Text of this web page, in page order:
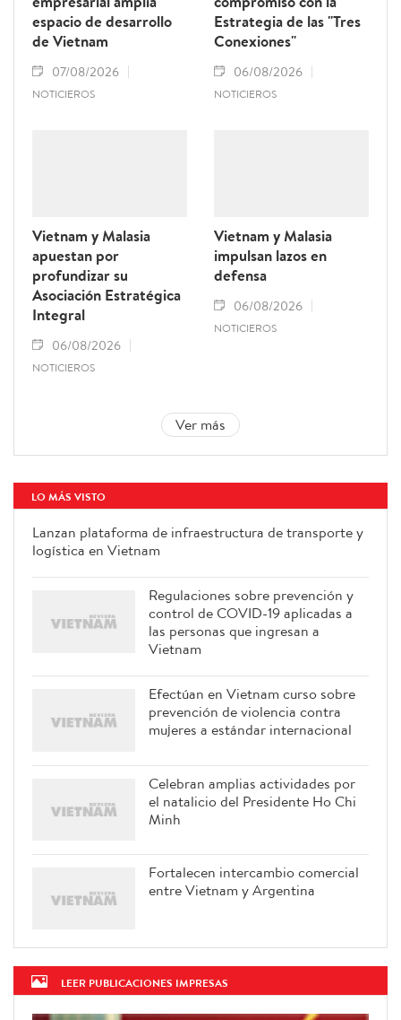
espacio de desarrollo
de Vietnam
07/08/2026
NOTICIEROS
Estrategia de las "Tres
Conexiones"
06/08/2026
NOTICIEROS
Vietnam y Malasia
apuestan por
profundizar su
Asociación Estratégica
Integral
06/08/2026
NOTICIEROS
Vietnam y Malasia
impulsan lazos en
defensa
06/08/2026
NOTICIEROS
Ver más
LO MÁS VISTO
Lanzan plataforma de infraestructura de transporte y
logística en Vietnam
Regulaciones sobre prevención y
control de COVID-19 aplicadas a
las personas que ingresan a
Vietnam
Efectúan en Vietnam curso sobre
prevención de violencia contra
mujeres a estándar internacional
Celebran amplias actividades por
el natalicio del Presidente Ho Chi
Minh
Fortalecen intercambio comercial
entre Vietnam y Argentina
LEER PUBLICACIONES IMPRESAS